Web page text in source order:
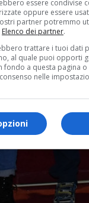
essere condivise
oppure essere
partner potremmo
Elenco dei partner.
trattare i tuoi dati
al quale puoi opporti
fondo a questa pagina
nelle